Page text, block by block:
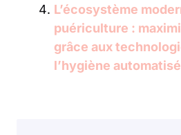
L’écosystème
puériculture :
grâce aux
l’hygiène